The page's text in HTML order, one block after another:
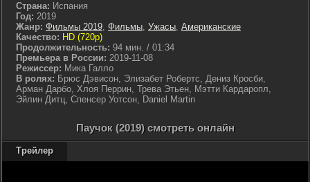
Страна: Испания
Год: 2019
Жанр: Фильмы 2019, Фильмы, Ужасы, Американские
Качество: HD (720p)
Продолжительность: 94 мин. / 01:34
Премьера в России: 2019-11-08
Режиссер: Мика Галло
В ролях: Брюс Дэвисон, Элизабет Робертс, Дениз Кросби,
Арман Дарбо, Хлоя Перрин, Трева Этьен, Мэтти Кардаропл,
Эйлин Дитц, Спенсер Уотсон, Daniel Martin
Паучок (2019) смотреть онлайн
Трейлер